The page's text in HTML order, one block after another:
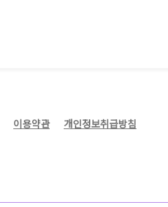
이용약관 개인정보취급방침